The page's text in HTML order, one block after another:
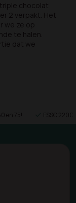
chocolat
2 verpakt. Het
we ze op
te halen.
dat we
en 75! FSSC